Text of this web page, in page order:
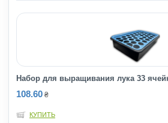
Набор для выращивания лука 33
108.60 ₴
КУПИТЬ